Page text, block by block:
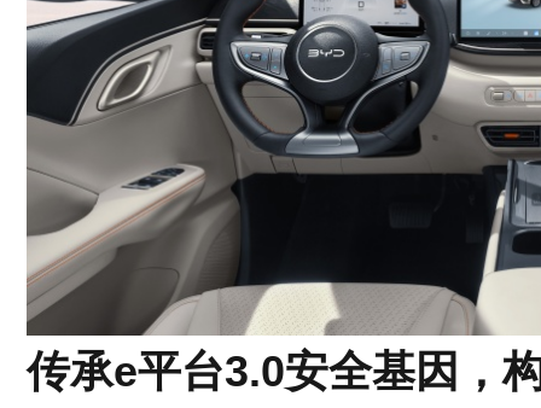
传承e平台3.0安全基因，